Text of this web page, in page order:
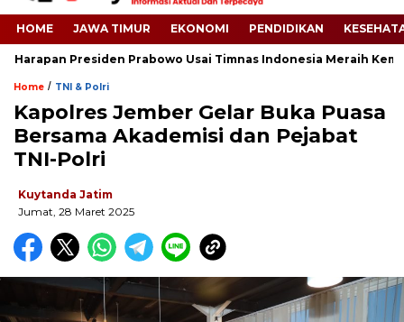
HOME JAWA TIMUR EKONOMI PENDIDIKAN
Presiden Prabowo Usai Timnas Indonesia Meraih
Home / TNI & Polri
Kapolres Jember Gelar Buka Puasa
Bersama Akademisi dan Pejabat
TNI-Polri
Kuytanda Jatim
Jumat, 28 Maret 2025